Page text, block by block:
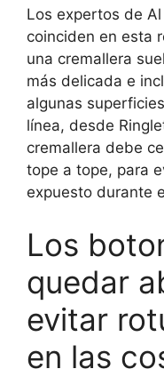
Los expertos de
coinciden en esta
una cremallera
más delicada e
algunas
línea, desde
cremallera debe
tope a tope, para
expuesto durante
Los
quedar
evitar
en las